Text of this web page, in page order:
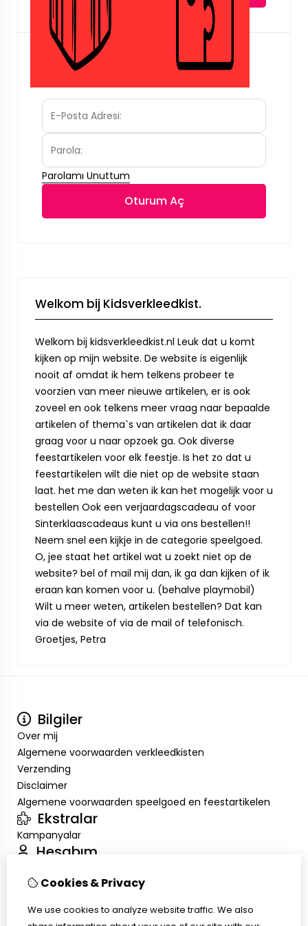
Kayıtlı Müşteriyim
Parolamı Unuttum
Oturum Aç
Welkom bij Kidsverkleedkist.
Welkom bij kidsverkleedkist.nl Leuk dat u komt
kijken op mijn website. De website is eigenlijk
nooit af omdat ik hem telkens probeer te
voorzien van meer nieuwe artikelen, er is ook
zoveel en ook telkens meer vraag naar bepaalde
artikelen of thema`s van artikelen dat ik daar
graag voor u naar opzoek ga. Ook diverse
feestartikelen voor elk feestje. Is het zo dat u
feestartikelen wilt die niet op de website staan
laat. het me dan weten ik kan het mogelijk voor u
bestellen Ook een verjaardagscadeau of voor
Sinterklaascadeaus kunt u via ons bestellen!!
Neem snel een kijkje in de categorie speelgoed.
O, jee staat het artikel wat u zoekt niet op de
website? bel of mail mij dan, ik ga dan kijken of ik
eraan kan komen voor u. (behalve playmobil)
Wilt u meer weten, artikelen bestellen? Dat kan
via de website of via de mail of telefonisch.
Groetjes, Petra
Bilgiler
Over mij
Algemene voorwaarden verkleedkisten
Verzending
Disclaimer
Algemene voorwaarden speelgoed en feestartikelen
Ekstralar
Kampanyalar
Hesabım
Sipariş Geçmişim
Müşteri Servisi
Cookies & Privacy
We use cookies to analyze website traffic. We also